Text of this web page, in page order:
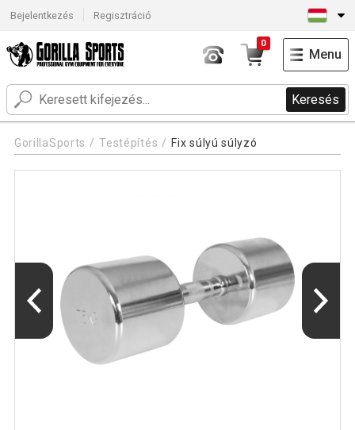
Bejelentkezés Regisztráció
Keresés
0
Menu
GorillaSports Testépítés Fix súlyú súlyzó